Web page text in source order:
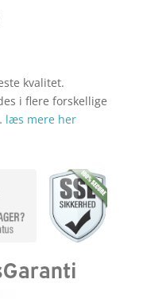
kvalitet.
i flere forskellige
læs mere her